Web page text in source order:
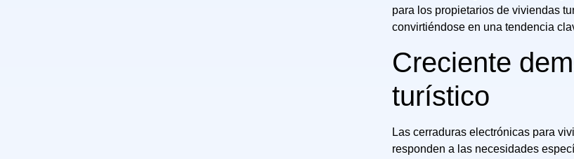
para los propietarios de viviendas
convirtiéndose en una tendencia
Creciente
turístico
Las cerraduras electrónicas para
responden a las necesidades